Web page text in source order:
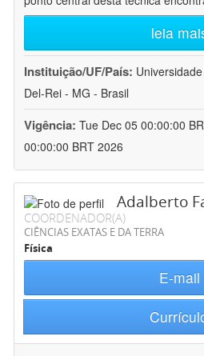
leia
Instituição/UF/País:
Del-Rei - MG - Brasil
Vigência: Tue Dec 05 00:00:00
00:00:00 BRT 2026
Adalberto
COORDENADOR(A)
CIÊNCIAS EXATAS E DA TERRA
Física
E-mail